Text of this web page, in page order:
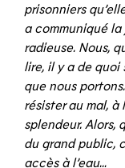
prisonniers
a communiqué
radieuse. Nous,
lire, il y a de quoi
que nous
résister au mal, à
splendeur. Alors,
du grand public,
accès à l’eau…